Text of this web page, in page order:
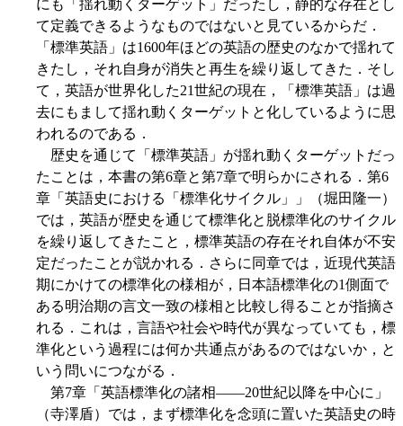
にも「揺れ動くターゲット」だったし，静的な存在とし
て定義できるようなものではないと見ているからだ．
「標準英語」は1600年ほどの英語の歴史のなかで揺れて
きたし，それ自身が消失と再生を繰り返してきた．そし
て，英語が世界化した21世紀の現在，「標準英語」は過
去にもまして揺れ動くターゲットと化しているように思
われるのである．
歴史を通じて「標準英語」が揺れ動くターゲットだっ
たことは，本書の第6章と第7章で明らかにされる．第6
章「英語史における「標準化サイクル」」（堀田隆一）
では，英語が歴史を通じて標準化と脱標準化のサイクル
を繰り返してきたこと，標準英語の存在それ自体が不安
定だったことが説かれる．さらに同章では，近現代英語
期にかけての標準化の様相が，日本語標準化の1側面で
ある明治期の言文一致の様相と比較し得ることが指摘さ
れる．これは，言語や社会や時代が異なっていても，標
準化という過程には何か共通点があるのではないか，と
いう問いにつながる．
第7章「英語標準化の諸相――20世紀以降を中心に」
（寺澤盾）では，まず標準化を念頭に置いた英語史の時